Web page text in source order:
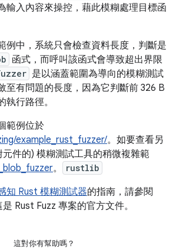
輸入內容來操控，藉此模糊處理目標函
例中，系統只會檢查資料長度，判斷是
函式，而呼叫該函式會導致超出界限
是以涵蓋範圍為導向的模糊測試
至有問題的長度，因為它判斷前 326 B
執行路徑。
範例位於
example_rust_fuzzer/。如要查看另
件的) 模糊測試工具的稍微複雜範
。 rustlib
知 Rust 模糊測試器的指南，請參閱
是 Rust Fuzz 專案的官方文件。
這對你有幫助嗎？